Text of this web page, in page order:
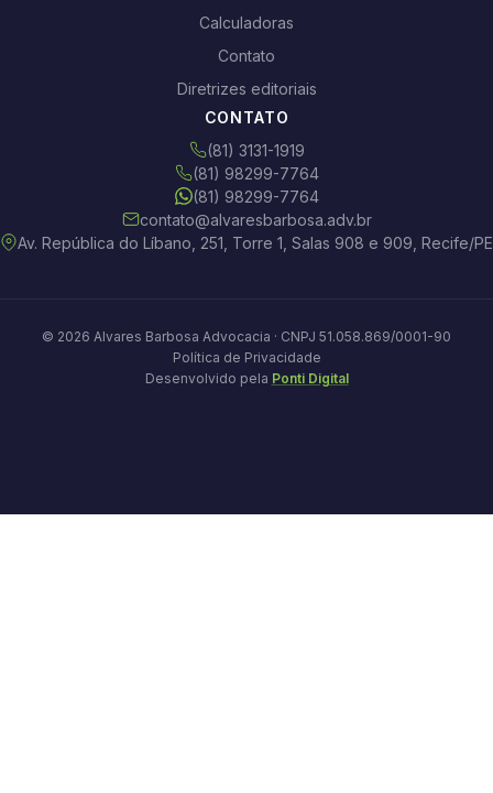
Calculadoras
Contato
Diretrizes editoriais
CONTATO
(81) 3131-1919
(81) 98299-7764
(81) 98299-7764
contato@alvaresbarbosa.adv.br
Av. República do Líbano, 251, Torre 1, Salas 908 e 909, Recife/PE
© 2026 Alvares Barbosa Advocacia · CNPJ 51.058.869/0001-90
Política de Privacidade
Desenvolvido pela Ponti Digital